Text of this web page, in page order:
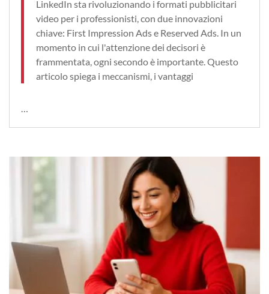
LinkedIn sta rivoluzionando i formati pubblicitari
video per i professionisti, con due innovazioni
chiave: First Impression Ads e Reserved Ads. In un
momento in cui l'attenzione dei decisori è
frammentata, ogni secondo è importante. Questo
articolo spiega i meccanismi, i vantaggi
…